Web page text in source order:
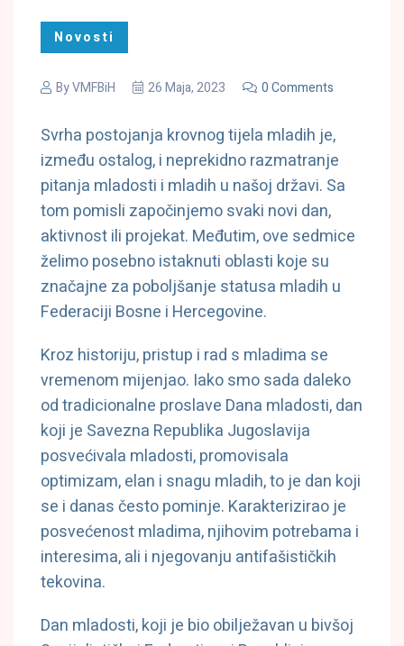
Novosti
ByVMFBiH 26 Maja, 2023 0 Comments
Svrha postojanja krovnog tijela mladih je,
između ostalog, i neprekidno razmatranje
pitanja mladosti i mladih u našoj državi. Sa
tom pomisli započinjemo svaki novi dan,
aktivnost ili projekat. Međutim, ove sedmice
želimo posebno istaknuti oblasti koje su
značajne za poboljšanje statusa mladih u
Federaciji Bosne i Hercegovine.
Kroz historiju, pristup i rad s mladima se
vremenom mijenjao. Iako smo sada daleko
od tradicionalne proslave Dana mladosti, dan
koji je Savezna Republika Jugoslavija
posvećivala mladosti, promovisala
optimizam, elan i snagu mladih, to je dan koji
se i danas često pominje. Karakterizirao je
posvećenost mladima, njihovim potrebama i
interesima, ali i njegovanju antifašističkih
tekovina.
Dan mladosti, koji je bio obilježavan u bivšoj